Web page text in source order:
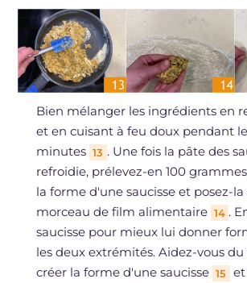
Bien mélanger les ingrédients en
et en cuisant à feu doux pendant
minutes 13 . Une fois la pâte des
refroidie, prélevez-en 100
la forme d'une saucisse et posez-la
morceau de film alimentaire 14 .
saucisse pour mieux lui donner
les deux extrémités. Aidez-vous
créer la forme d'une saucisse 15 et